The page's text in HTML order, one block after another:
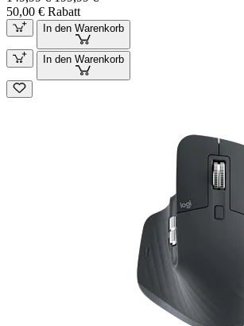
50,00 € Rabatt
In den Warenkorb
In den Warenkorb